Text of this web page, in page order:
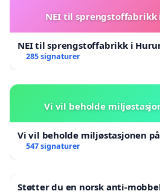
NEI til sprengstoffabrikk
NEI til sprengstoffabrikk i
285 signaturer
Vi vil beholde
Vi vil beholde miljøstasjonen
547 signaturer
Støtter du en norsk anti-